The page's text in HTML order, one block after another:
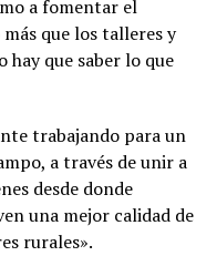
a fomentar el
que los talleres y
hay que saber lo que
trabajando para un
a través de unir a
desde donde
una mejor calidad de
rurales».